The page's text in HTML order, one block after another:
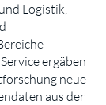
Logistik,
ergäben
neue
aus der